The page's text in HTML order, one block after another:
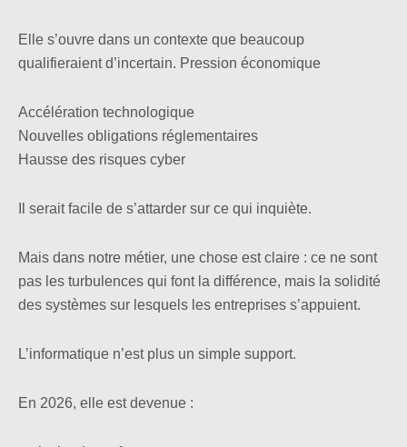
Elle s’ouvre dans un contexte que beaucoup
qualifieraient d’incertain. Pression économique
Accélération technologique
Nouvelles obligations réglementaires
Hausse des risques cyber
Il serait facile de s’attarder sur ce qui inquiète.
Mais dans notre métier, une chose est claire : ce ne sont
pas les turbulences qui font la différence, mais la solidité
des systèmes sur lesquels les entreprises s’appuient.
L’informatique n’est plus un simple support.
En 2026, elle est devenue :